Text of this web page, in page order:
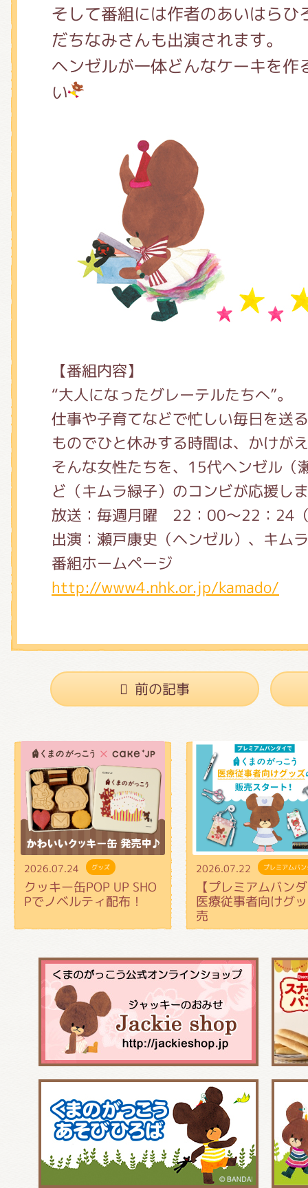
そして番組には作者のあいはらひ
だちなみさんも出演されます。
ヘンゼルが一体どんなケーキを作
い
【番組内容】
“大人になったグレーテルたちへ”。
仕事や子育てなどで忙しい毎日を送
ものでひと休みする時間は、かけが
そんな女性たちを、15代ヘンゼル（
ど（キムラ緑子）のコンビが応援し
放送：毎週月曜 22：00～22：24
出演：瀬戸康史（ヘンゼル）、キム
番組ホームページ
http://www4.nhk.or.jp/kamado/
前の記事
2026.07.24 グッズ
クッキー缶POP UP SHO
Pでノベルティ配布！
2026.07.22 プレミアムバ
【プレミアムバン
医療従事者向けグ
売